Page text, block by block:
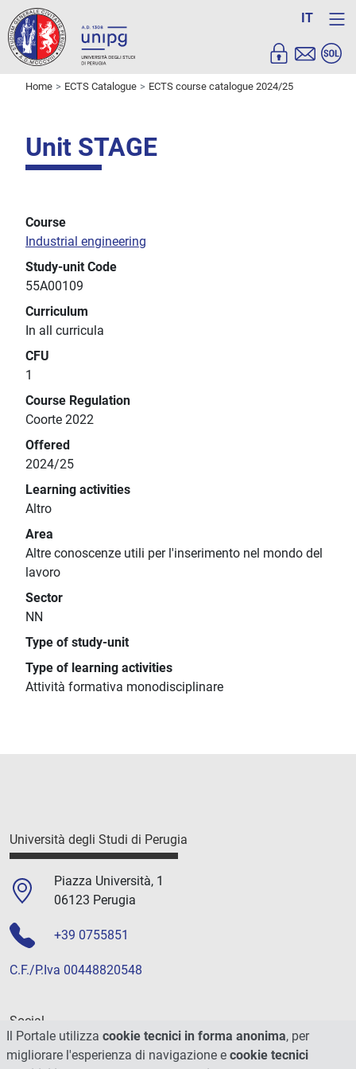
IT
Home ECTS Catalogue ECTS course catalogue 2024/25
Unit STAGE
Course
Industrial engineering
Study-unit Code
55A00109
Curriculum
In all curricula
CFU
1
Course Regulation
Coorte 2022
Offered
2024/25
Learning activities
Altro
Area
Altre conoscenze utili per l'inserimento nel mondo del
lavoro
Sector
NN
Type of study-unit
Type of learning activities
Attività formativa monodisciplinare
Università degli Studi di Perugia
Piazza Università, 1
06123 Perugia
+39 0755851
C.F./P.Iva 00448820548
Social
Il Portale utilizza cookie tecnici in forma anonima, per
migliorare l'esperienza di navigazione e cookie tecnici